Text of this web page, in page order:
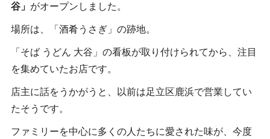
谷」 がオープンしました。
場所は、「酒肴うさぎ」の跡地。
「そば うどん 大谷」の看板が取り付けられてから、注目
を集めていたお店です。
店主に話をうかがうと、以前は足立区鹿浜で営業してい
たそうです。
ファミリーを中心に多くの人たちに愛された味が、今度